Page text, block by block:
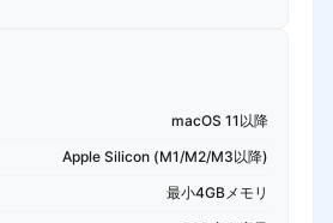
macOS 11以降
Apple Silicon (M1/M2/M3以降)
最小4GBメモリ